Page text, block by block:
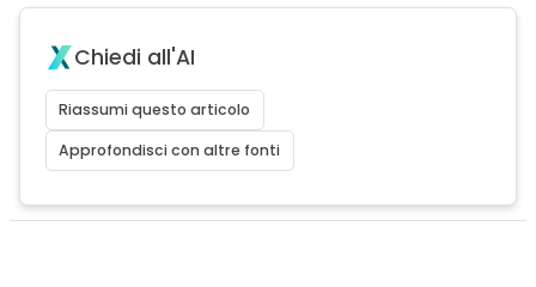
Chiedi all'AI
Riassumi questo articolo
Approfondisci con altre fonti